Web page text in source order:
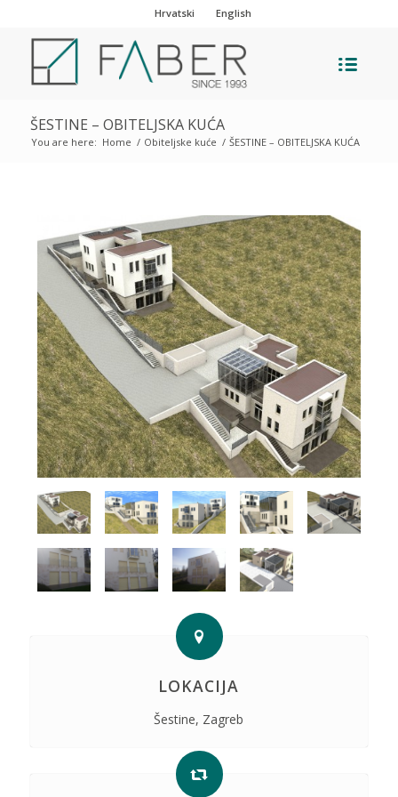
Hrvatski English
ŠESTINE – OBITELJSKA KUĆA
You are here: Home / Obiteljske kuće / ŠESTINE – OBITELJSKA KUĆA
LOKACIJA
Šestine, Zagreb